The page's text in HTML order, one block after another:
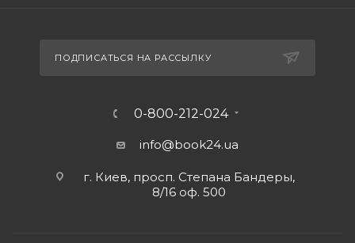
ПОДПИСАТЬСЯ НА РАССЫЛКУ
0-800-212-024
info@book24.ua
г. Киев, просп. Степана Бандеры,
8/16 оф. 500